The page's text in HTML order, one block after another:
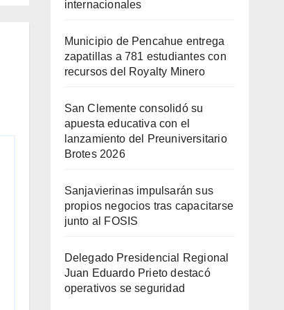
internacionales
Municipio de Pencahue entrega
zapatillas a 781 estudiantes con
recursos del Royalty Minero
San Clemente consolidó su
apuesta educativa con el
lanzamiento del Preuniversitario
Brotes 2026
Sanjavierinas impulsarán sus
propios negocios tras capacitarse
junto al FOSIS
Delegado Presidencial Regional
Juan Eduardo Prieto destacó
operativos se seguridad